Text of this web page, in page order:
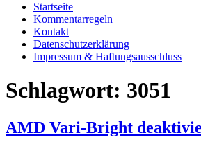
Startseite
Kommentarregeln
Kontakt
Datenschutzerklärung
Impressum & Haftungsausschluss
Schlagwort: 3051
AMD Vari-Bright